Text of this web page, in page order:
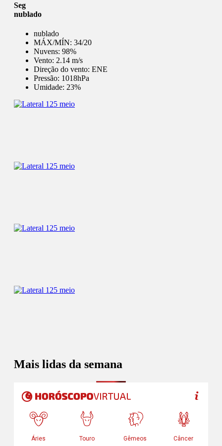
Seg
nublado
nublado
MÁX/MÍN: 34/20
Nuvens: 98%
Vento: 2.14 m/s
Direção do vento: ENE
Pressão: 1018hPa
Umidade: 23%
Mais lidas da semana